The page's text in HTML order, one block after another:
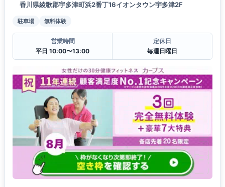
香川県綾歌郡宇多津町浜2番丁16イオンタウン宇多津2F
駐車場 無料体験
営業時間
平日 10:00〜13:00
定休日
毎週日曜日